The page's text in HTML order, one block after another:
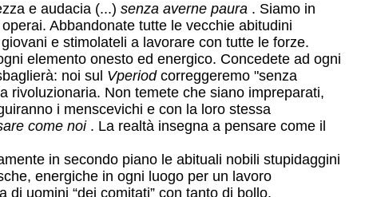
e audacia (...) senza averne paura. Siamo in
Abbandonate tutte le vecchie abitudini
e stimolateli a lavorare con tutte le forze.
elemento onesto ed energico. Concedete ad ogni
noi sul Vperiodcorreggeremo "senza
rivoluzionaria. Non temete che siano impreparati,
i menscevichi e con la loro stessa
come noi. La realtà insegna a pensare come il
in secondo piano le abituali nobili stupidaggini
energiche in ogni luogo per un lavoro
uomini “dei comitati” con tanto di bollo.